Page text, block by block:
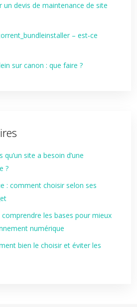
devis de maintenance de site
– est‑ce
sur canon : que faire ?
site a besoin d’une
?
: comment choisir selon ses
les bases pour mieux
numérique
bien le choisir et éviter les